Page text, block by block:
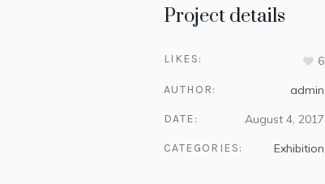
Project details
LIKES: 6
AUTHOR: admin
DATE: August 4, 2017
CATEGORIES: Exhibition